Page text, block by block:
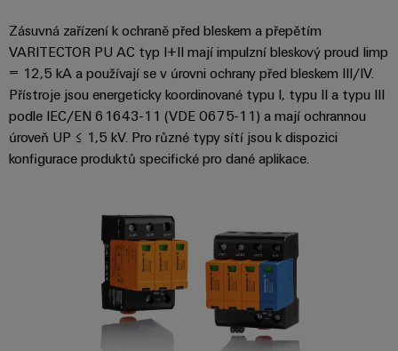
Sestavené
nosné
lišty
Upravené
a
vybavené
Zákaznický
návrh
kabelu
Produktové
inovace
Zásuvná zařízení k ochraně před bleskem a přepětím
VARITECTOR PU AC typ I+II mají impulzní bleskový proud Iimp
= 12,5 kA a používají se v úrovni ochrany před bleskem III/IV.
Přístroje jsou energeticky koordinované typu I, typu II a typu III
podle IEC/EN 61643-11 (VDE 0675-11) a mají ochrannou
úroveň UP ≤ 1,5 kV. Pro různé typy sítí jsou k dispozici
konfigurace produktů specifické pro dané aplikace.